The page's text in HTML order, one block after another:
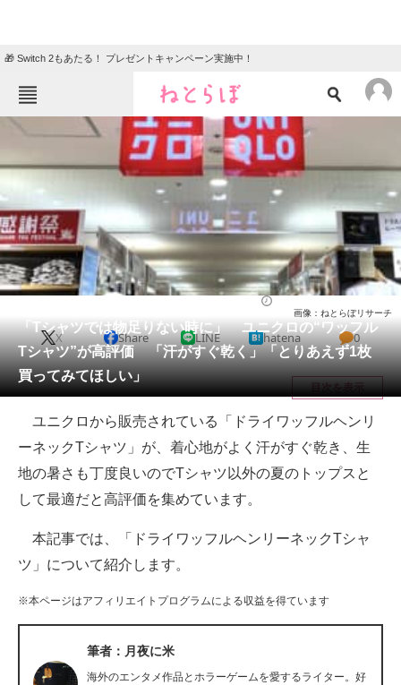
🎁 Switch 2もあたる！ プレゼントキャンペーン実施中！
ねとらぼメニュー
ニュース
クイズ
グルメ 地域
住まい 教育・育児
動物 リサーチ
会員記事
メディア
注目記事を集めた総合ページ
ITの今と未来を見通す
スマホと通信の最新トレンド
ビジネスと働き方のヒント
企業ITのトレンドを詳説
「Tシャツでは物足りない時に」 ユニクロの“ワッフル
Tシャツ”が高評価 「汗がすぐ乾く」「とりあえず1枚
買ってみてほしい」
画像：ねとらぼリサーチ
X Share LINE hatena 0
目次を表示
ユニクロから販売されている「ドライワッフルヘンリ
ーネックTシャツ」が、着心地がよく汗がすぐ乾き、生
地の暑さも丁度良いのでTシャツ以外の夏のトップスと
して最適だと高評価を集めています。
本記事では、「ドライワッフルヘンリーネックTシャ
ツ」について紹介します。
※本ページはアフィリエイトプログラムによる収益を得ています
筆者：月夜に米
海外のエンタメ作品とホラーゲームを愛するライター。好